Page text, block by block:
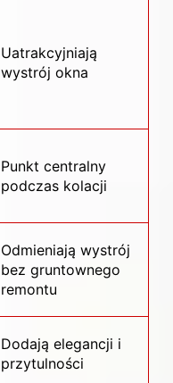
Uatrakcyjniają
wystrój okna
Punkt centralny
podczas kolacji
Odmieniają wystrój
bez gruntownego
remontu
Dodają elegancji i
przytulności